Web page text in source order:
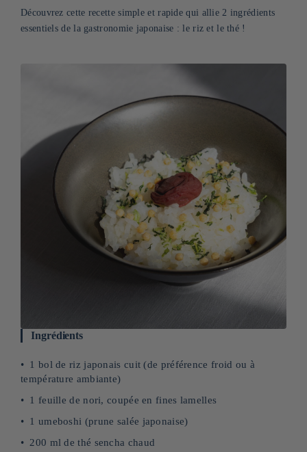
Découvrez cette recette simple et rapide qui allie 2 ingrédients
essentiels de la gastronomie japonaise : le riz et le thé !
Ingrédients
1 bol de riz japonais cuit (de préférence froid ou à
température ambiante)
1 feuille de nori, coupée en fines lamelles
1 umeboshi (prune salée japonaise)
200 ml de thé sencha chaud